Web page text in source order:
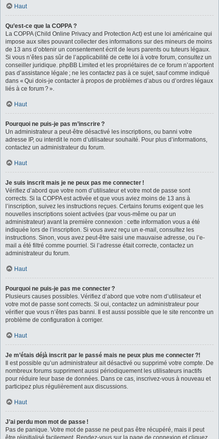
Haut
Qu’est-ce que la COPPA ?
La COPPA (Child Online Privacy and Protection Act) est une loi américaine qui
impose aux sites pouvant collecter des informations sur des mineurs de moins
de 13 ans d’obtenir un consentement écrit de leurs parents ou tuteurs légaux.
Si vous n’êtes pas sûr de l’applicabilité de cette loi à votre forum, consultez un
conseiller juridique. phpBB Limited et les propriétaires de ce forum n’apportent
pas d’assistance légale ; ne les contactez pas à ce sujet, sauf comme indiqué
dans « Qui dois-je contacter à propos de problèmes d’abus ou d’ordres légaux
liés à ce forum ? ».
Haut
Pourquoi ne puis-je pas m’inscrire ?
Un administrateur a peut-être désactivé les inscriptions, ou banni votre
adresse IP, ou interdit le nom d’utilisateur souhaité. Pour plus d’informations,
contactez un administrateur du forum.
Haut
Je suis inscrit mais je ne peux pas me connecter !
Vérifiez d’abord que votre nom d’utilisateur et votre mot de passe sont
corrects. Si la COPPA est activée et que vous aviez moins de 13 ans à
l’inscription, suivez les instructions reçues. Certains forums exigent que les
nouvelles inscriptions soient activées (par vous-même ou par un
administrateur) avant la première connexion : cette information vous a été
indiquée lors de l’inscription. Si vous avez reçu un e-mail, consultez les
instructions. Sinon, vous avez peut-être saisi une mauvaise adresse, ou l’e-
mail a été filtré comme pourriel. Si l’adresse était correcte, contactez un
administrateur du forum.
Haut
Pourquoi ne puis-je pas me connecter ?
Plusieurs causes possibles. Vérifiez d’abord que votre nom d’utilisateur et
votre mot de passe sont corrects. Si oui, contactez un administrateur pour
vérifier que vous n’êtes pas banni. Il est aussi possible que le site rencontre un
problème de configuration à corriger.
Haut
Je m’étais déjà inscrit par le passé mais ne peux plus me connecter ?!
Il est possible qu’un administrateur ait désactivé ou supprimé votre compte. De
nombreux forums suppriment aussi périodiquement les utilisateurs inactifs
pour réduire leur base de données. Dans ce cas, inscrivez-vous à nouveau et
participez plus régulièrement aux discussions.
Haut
J’ai perdu mon mot de passe !
Pas de panique. Votre mot de passe ne peut pas être récupéré, mais il peut
être réinitialisé facilement. Rendez-vous sur la page de connexion et cliquez